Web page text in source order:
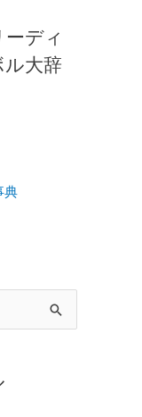
ディ
大辞
典